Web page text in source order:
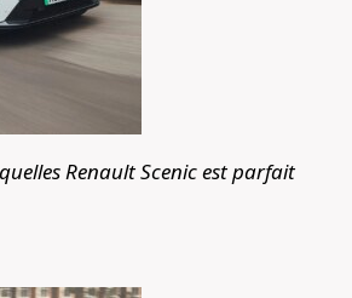
Renault Scenic est parfait